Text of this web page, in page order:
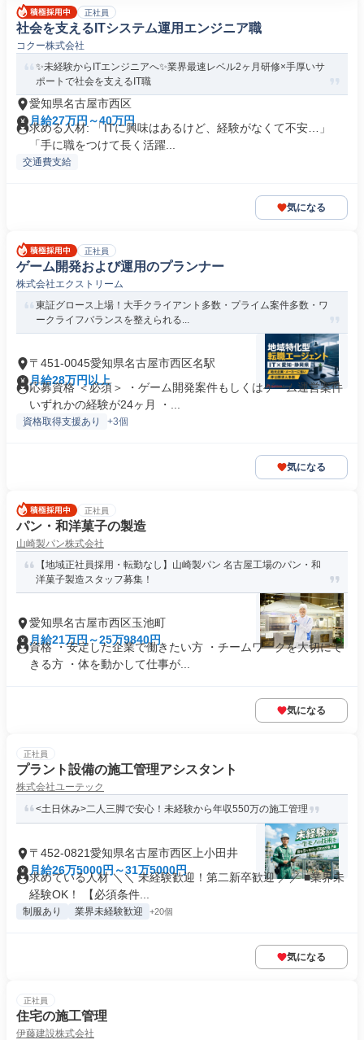
正社員
社会を支えるITシステム運用エンジニア職
コクー株式会社
✨未経験からITエンジニアへ✨業界最速レベル2ヶ月研修×手厚いサ
ポートで社会を支えるIT職
愛知県名古屋市西区
月給27万円～40万円
求める人材: 「ITに興味はあるけど、経験がなくて不安…」
「手に職をつけて長く活躍...
交通費支給
気になる
正社員
ゲーム開発および運用のプランナー
株式会社エクストリーム
東証グロース上場！大手クライアント多数・プライム案件多数・ワ
ークライフバランスを整えられる...
〒451-0045愛知県名古屋市西区名駅
月給28万円以上
応募資格 ＜必須＞ ・ゲーム開発案件もしくはゲーム運営案件
いずれかの経験が24ヶ月 ・...
資格取得支援あり +3個
気になる
正社員
パン・和洋菓子の製造
山崎製パン株式会社
【地域正社員採用・転勤なし】山崎製パン 名古屋工場のパン・和
洋菓子製造スタッフ募集！
愛知県名古屋市西区玉池町
月給21万円～25万9840円
資格 ・安定した企業で働きたい方 ・チームワークを大切にで
きる方 ・体を動かして仕事が...
気になる
正社員
プラント設備の施工管理アシスタント
株式会社ユーテック
<土日休み>二人三脚で安心！未経験から年収550万の施工管理
〒452-0821愛知県名古屋市西区上小田井
月給26万5000円～31万5000円
求めている人材 ＼＼ 未経験歓迎！第二新卒歓迎 ／／ ■業界未
経験OK！ 【必須条件...
制服あり 業界未経験歓迎 +20個
気になる
正社員
住宅の施工管理
伊藤建設株式会社